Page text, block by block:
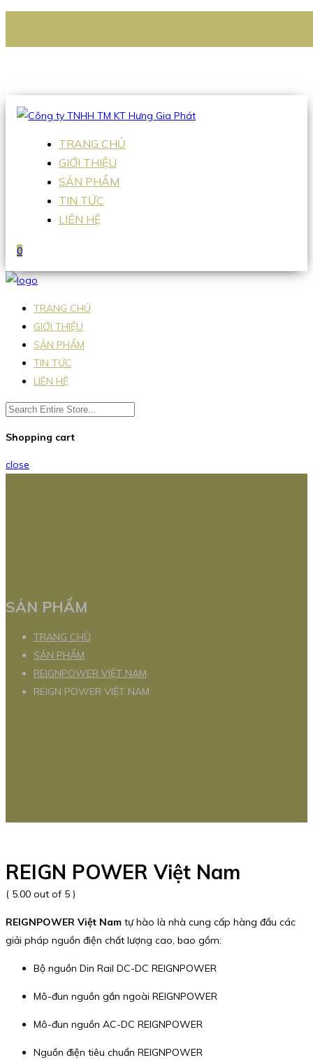
Hotline:0938 336 079
TRANG CHỦ
GIỚI THIỆU
SẢN PHẨM
TIN TỨC
LIÊN HỆ
0
TRANG CHỦ
GIỚI THIỆU
SẢN PHẨM
TIN TỨC
LIÊN HỆ
Shopping cart
close
SẢN PHẨM
TRANG CHỦ
SẢN PHẨM
REIGNPOWER VIỆT NAM
REIGN POWER VIỆT NAM
REIGN POWER Việt Nam
( 5.00 out of 5 )
REIGNPOWER Việt Nam tự hào là nhà cung cấp hàng đầu các
giải pháp nguồn điện chất lượng cao, bao gồm:
Bộ nguồn Din Rail DC-DC REIGNPOWER
Mô-đun nguồn gắn ngoài REIGNPOWER
Mô-đun nguồn AC-DC REIGNPOWER
Nguồn điện tiêu chuẩn REIGNPOWER